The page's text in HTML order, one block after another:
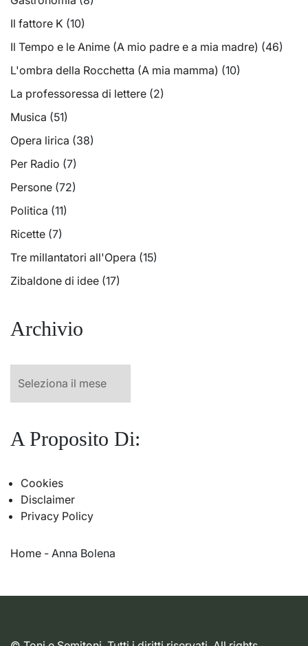
Il fattore K (10)
Il Tempo e le Anime (A mio padre e a mia madre) (46)
L'ombra della Rocchetta (A mia mamma) (10)
La professoressa di lettere (2)
Musica (51)
Opera lirica (38)
Per Radio (7)
Persone (72)
Politica (11)
Ricette (7)
Tre millantatori all'Opera (15)
Zibaldone di idee (17)
Archivio
A Proposito Di:
Cookies
Disclaimer
Privacy Policy
Home - Anna Bolena